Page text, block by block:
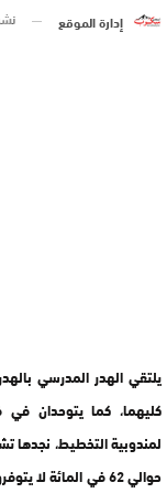
إدارة الموقع
يلتقي الهدر المدرسي
كليهما، كما يتوحدان في
لمندوبية التخطيط، نجدها
حوالي 62 في المائة